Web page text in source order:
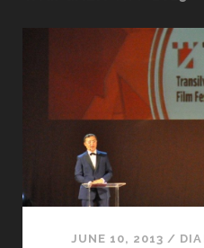
JUNE 10, 2013 /